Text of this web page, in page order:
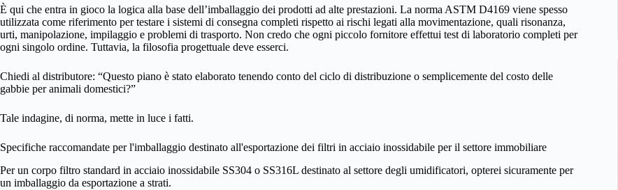
È qui che entra in gioco la logica alla base dell’imballaggio dei prodotti ad alte prestazioni. La norma ASTM D4169 viene spesso
utilizzata come riferimento per testare i sistemi di consegna completi rispetto ai rischi legati alla movimentazione, quali risonanza,
urti, manipolazione, impilaggio e problemi di trasporto. Non credo che ogni piccolo fornitore effettui test di laboratorio completi per
ogni singolo ordine. Tuttavia, la filosofia progettuale deve esserci.
Chiedi al distributore: “Questo piano è stato elaborato tenendo conto del ciclo di distribuzione o semplicemente del costo delle
gabbie per animali domestici?”
Tale indagine, di norma, mette in luce i fatti.
Specifiche raccomandate per l'imballaggio destinato all'esportazione dei filtri in acciaio inossidabile per il settore immobiliare
Per un corpo filtro standard in acciaio inossidabile SS304 o SS316L destinato al settore degli umidificatori, opterei sicuramente per
un imballaggio da esportazione a strati.